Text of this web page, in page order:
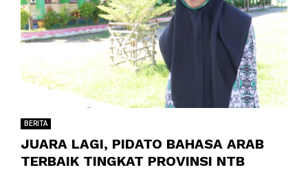
BERITA
JUARA LAGI, PIDATO BAHASA ARAB
TERBAIK TINGKAT PROVINSI NTB